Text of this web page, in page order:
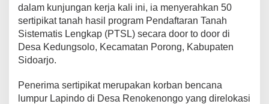
dalam kunjungan kerja kali ini, ia menyerahkan 50
sertipikat tanah hasil program Pendaftaran Tanah
Sistematis Lengkap (PTSL) secara door to door di
Desa Kedungsolo, Kecamatan Porong, Kabupaten
Sidoarjo.
Penerima sertipikat merupakan korban bencana
lumpur Lapindo di Desa Renokenongo yang direlokasi